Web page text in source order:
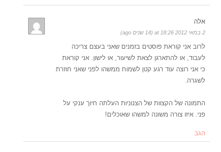
אלה
2 במאי 2012 at 18:26 (14 שנים ago)
לרוב אני קוראת פוסטים בזמנים שאני בעצם צריכה
לעבוד, או להתארגן לצאת לשיעור, או לישון. אני קוראת
כי אני רוצה עוד רגע קטן לשמוח ממשהו לפני שאני חוזרת
לשגרה.
התמונה של הקצוות של הצנוניות העלתה חיוך ענקי על
פני. איזו צורה משונה למשהו שאוכלים!
הגב